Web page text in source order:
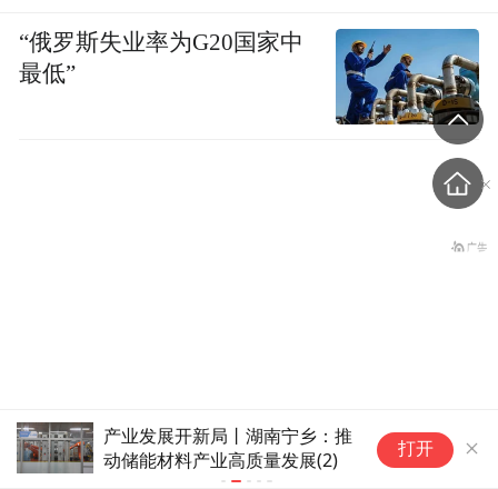
产业发展开新局丨湖南宁乡：推
动储能材料产业高质量发展(2)
动
打开
“俄罗斯失业率为G20国家中
最低”
老人在小区采“草药”煮水，
妻子喝了昏迷进ICU，儿子精